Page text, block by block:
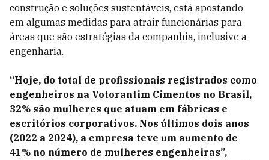
construção e soluções sustentáveis, está apostando
em algumas medidas para atrair funcionárias para
áreas que são estratégias da companhia, inclusive a
engenharia.
“Hoje, do total de profissionais registrados como
engenheiros na Votorantim Cimentos no Brasil,
32% são mulheres que atuam em fábricas e
escritórios corporativos. Nos últimos dois anos
(2022 a 2024), a empresa teve um aumento de
41% no número de mulheres engenheiras”,